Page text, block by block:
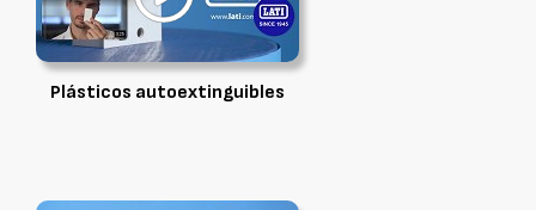
Plásticos autoextinguibles